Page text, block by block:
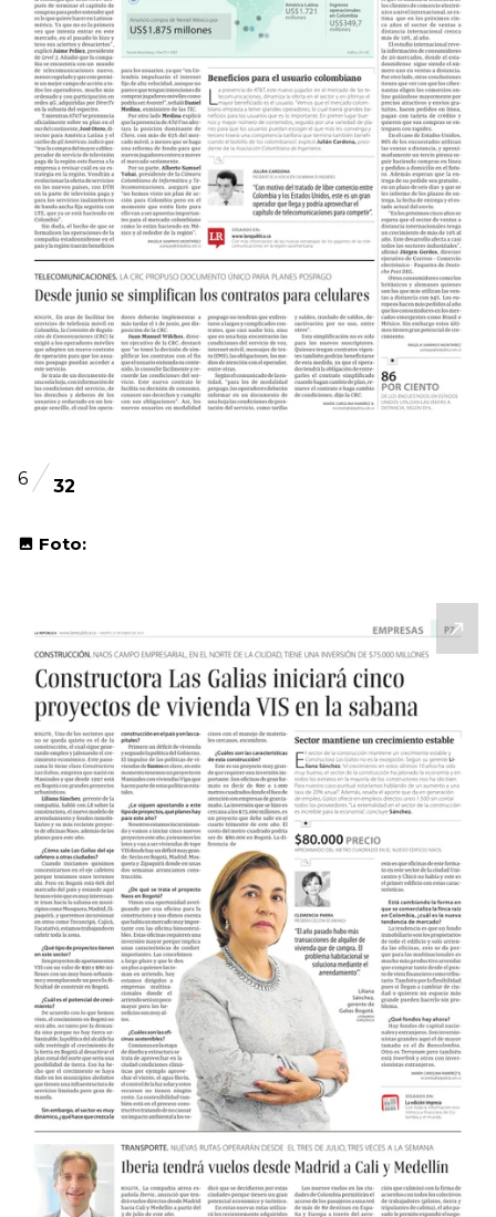
6 32
Foto: